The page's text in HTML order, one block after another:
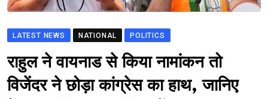
LATEST NEWS NATIONAL POLITICS
राहुल ने वायनाड से किया नामांकन तो
विजेंदर ने छोड़ा कांग्रेस का हाथ, जानिए